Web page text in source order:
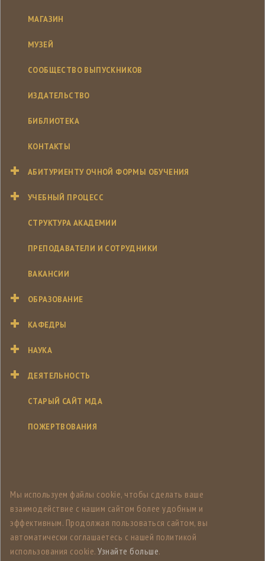
МАГАЗИН
МУЗЕЙ
СООБЩЕСТВО ВЫПУСКНИКОВ
ИЗДАТЕЛЬСТВО
БИБЛИОТЕКА
КОНТАКТЫ
АБИТУРИЕНТУ ОЧНОЙ ФОРМЫ ОБУЧЕНИЯ
УЧЕБНЫЙ ПРОЦЕСС
СТРУКТУРА АКАДЕМИИ
ПРЕПОДАВАТЕЛИ И СОТРУДНИКИ
ВАКАНСИИ
ОБРАЗОВАНИЕ
КАФЕДРЫ
НАУКА
ДЕЯТЕЛЬНОСТЬ
СТАРЫЙ САЙТ МДА
ПОЖЕРТВОВАНИЯ
Мы используем файлы cookie, чтобы сделать ваше
взаимодействие с нашим сайтом более удобным и
эффективным. Продолжая пользоваться сайтом, вы
автоматически соглашаетесь с нашей политикой
использования cookie. Узнайте больше.